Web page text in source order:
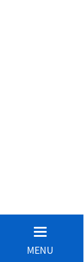
MENU